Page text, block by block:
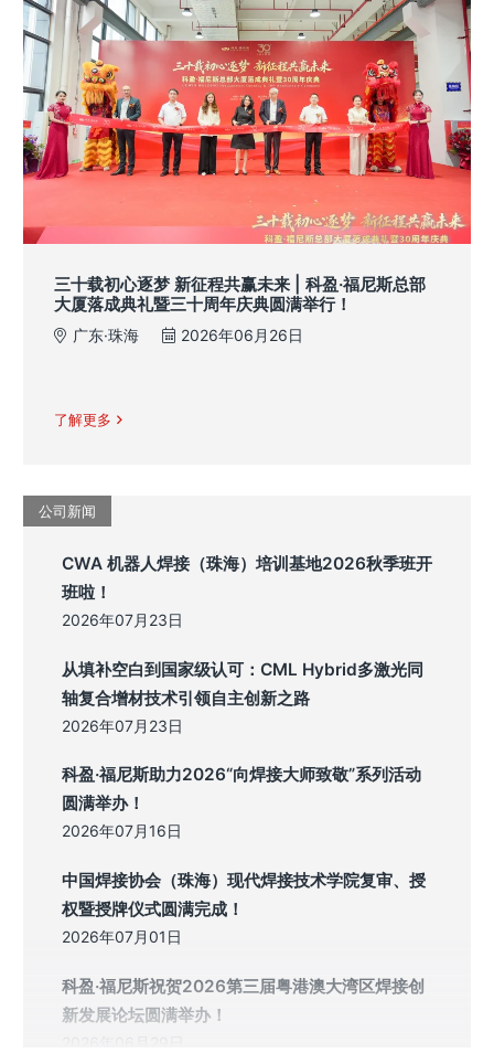
三十载初心逐梦 新征程共赢未来 | 科盈·福尼斯总部
大厦落成典礼暨三十周年庆典圆满举行！
广东·珠海 2026年06月26日
了解更多
公司新闻
CWA 机器人焊接（珠海）培训基地2026秋季班开
班啦！
2026年07月23日
从填补空白到国家级认可：CML Hybrid多激光同
轴复合增材技术引领自主创新之路
2026年07月23日
科盈·福尼斯助力2026“向焊接大师致敬”系列活动
圆满举办！
2026年07月16日
中国焊接协会（珠海）现代焊接技术学院复审、授
权暨授牌仪式圆满完成！
2026年07月01日
科盈·福尼斯祝贺2026第三届粤港澳大湾区焊接创
新发展论坛圆满举办！